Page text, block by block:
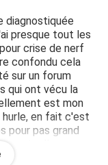
diagnostiquée
presque tout les
crise de nerf
confondu cela
sur un forum
qui ont vécu la
est mon
hurle, en fait c'est
pour pas grand
actuelle ne
moi ou lui. Si ça a